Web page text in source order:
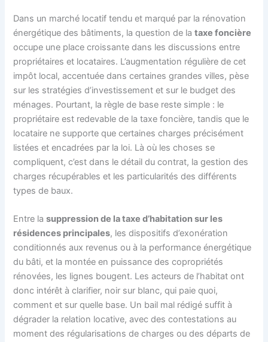
Dans un marché locatif tendu et marqué par la rénovation
énergétique des bâtiments, la question de lataxe foncière
occupe une place croissante dans les discussions entre
propriétaires et locataires. L’augmentation régulière de cet
impôt local, accentuée dans certaines grandes villes, pèse
sur les stratégies d’investissement et sur le budget des
ménages. Pourtant, la règle de base reste simple : le
propriétaire est redevable de la taxe foncière, tandis que le
locataire ne supporte que certaines charges précisément
listées et encadrées par la loi. Là où les choses se
compliquent, c’est dans le détail du contrat, la gestion des
charges récupérables et les particularités des différents
types de baux.
Entre lasuppression de la taxe d’habitation sur les
résidences principales, les dispositifs d’exonération
conditionnés aux revenus ou à la performance énergétique
du bâti, et la montée en puissance des copropriétés
rénovées, les lignes bougent. Les acteurs de l’habitat ont
donc intérêt à clarifier, noir sur blanc, qui paie quoi,
comment et sur quelle base. Un bail mal rédigé suffit à
dégrader la relation locative, avec des contestations au
moment des régularisations de charges ou des départs de